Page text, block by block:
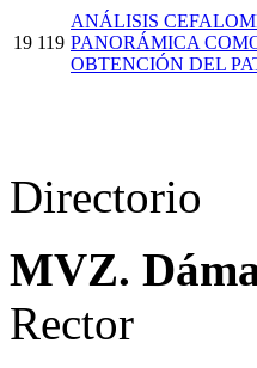
19 119
ANÁLISIS
PANORÁMICA
OBTENCIÓN DEL
Directorio
MVZ.
Rector